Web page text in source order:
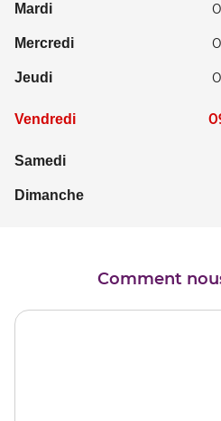
Mardi
Mercredi
Jeudi
Horaires
d'aujourd'hui
Vendredi
Samedi
Dimanche
Comment